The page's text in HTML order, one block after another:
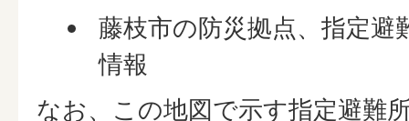
藤枝市の防災拠点、指定避
情報
なお、この地図で示す指定避難